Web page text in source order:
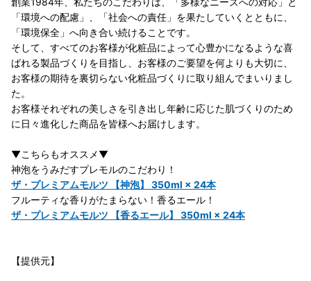
「環境への配慮」、「社会への責任」を果たしていくとともに、
「環境保全」へ向き合い続けることです。
そして、すべてのお客様が化粧品によって心豊かになるような喜
ばれる製品づくりを目指し、お客様のご要望を何よりも大切に、
お客様の期待を裏切らない化粧品づくりに取り組んでまいりまし
た。
お客様それぞれの美しさを引き出し年齢に応じた肌づくりのため
に日々進化した商品を皆様へお届けします。
▼こちらもオススメ▼
神泡をうみだすプレモルのこだわり！
ザ・プレミアムモルツ 【神泡】 350ml × 24本
フルーティな香りがたまらない！香るエール！
ザ・プレミアムモルツ 【香るエール】 350ml × 24本
【提供元】